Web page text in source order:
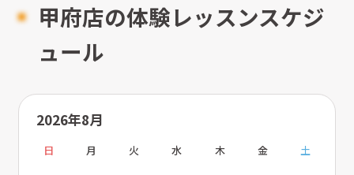
甲府店の体験レッスンスケジ
ュール
2026年8月
日 月 火 水 木 金 土